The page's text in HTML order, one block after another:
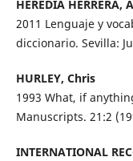
HEREDIA HERRERA,
2011 Lenguaje y
diccionario. Sevilla:
HURLEY, Chris
1993 What, if
Manuscripts. 21:2
INTERNATIONAL